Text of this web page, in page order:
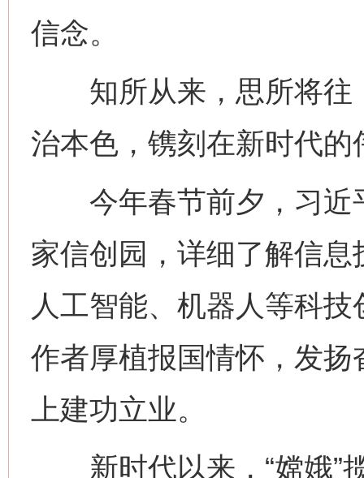
信念。
知所从来，思所将往
治本色，镌刻在新时代的
今年春节前夕，习近
家信创园，详细了解信
人工智能、机器人等科
作者厚植报国情怀，发
上建功立业。
新时代以来，“嫦娥”揽